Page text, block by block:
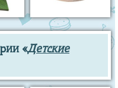
«Детские